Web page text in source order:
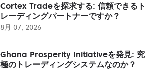
Cortex Tradeを探求する: 信頼できるト
レーディングパートナーですか？
8月 07, 2026
Ghana Prosperity Initiativeを発見: 究
極のトレーディングシステムなのか？